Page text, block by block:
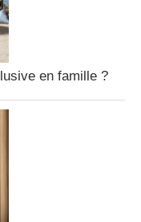
en famille ?